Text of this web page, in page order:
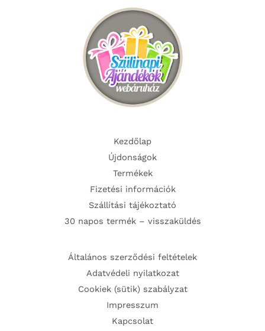
Kezdőlap
Újdonságok
Termékek
Fizetési információk
Szállítási tájékoztató
30 napos termék – visszaküldés
Általános szerződési feltételek
Adatvédeli nyilatkozat
Cookiek (sütik) szabályzat
Impresszum
Kapcsolat